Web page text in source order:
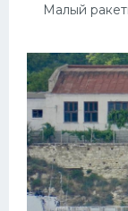
Малый